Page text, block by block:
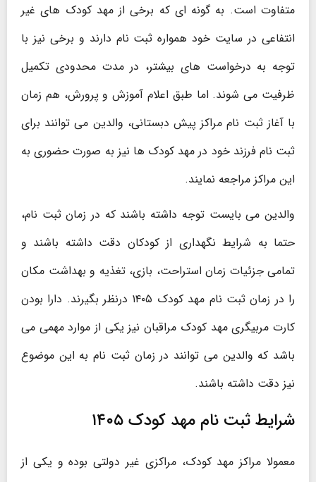
متفاوت است. به گونه ای که برخی از مهد کودک های غیر
انتفاعی در سایت خود همواره ثبت نام دارند و برخی نیز با
توجه به درخواست های بیشتر، در مدت محدودی تکمیل
ظرفیت می شوند. اما طبق اعلام آموزش و پرورش، هم زمان
با آغاز ثبت نام مراکز پیش دبستانی، والدین می توانند برای
ثبت نام فرزند خود در مهد کودک ها نیز به صورت حضوری به
این مراکز مراجعه نمایند.
والدین می بایست توجه داشته باشند که در زمان ثبت نام،
حتما به شرایط نگهداری از کودکان دقت داشته باشند و
تمامی جزئیات زمان استراحت، بازی، تغذیه و بهداشت مکان
را در زمان ثبت نام مهد کودک ۱۴۰۵ درنظر بگیرند. دارا بودن
کارت مربیگری مهد کودک مراقبان نیز یکی از موارد مهمی می
باشد که والدین می توانند در زمان ثبت نام به این موضوع
نیز دقت داشته باشند.
شرایط ثبت نام مهد کودک ۱۴۰۵
معمولا مراکز مهد کودک، مراکزی غیر دولتی بوده و یکی از